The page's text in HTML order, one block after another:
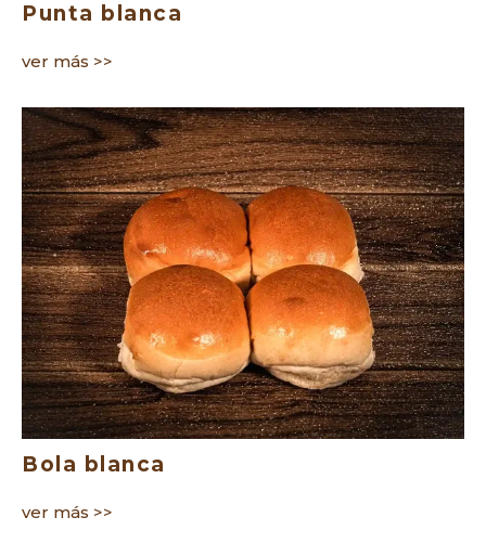
Punta blanca
ver más >>
Bola blanca
ver más >>